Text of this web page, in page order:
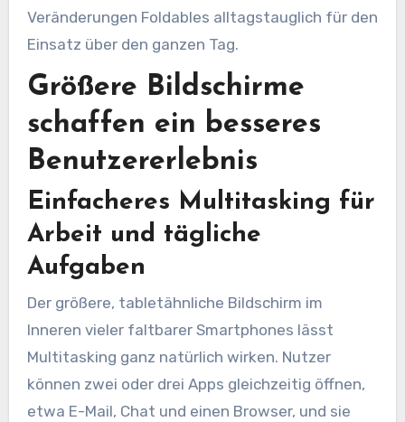
Veränderungen Foldables alltagstauglich für den
Einsatz über den ganzen Tag.
Größere Bildschirme
schaffen ein besseres
Benutzererlebnis
Einfacheres Multitasking für
Arbeit und tägliche
Aufgaben
Der größere, tabletähnliche Bildschirm im
Inneren vieler faltbarer Smartphones lässt
Multitasking ganz natürlich wirken. Nutzer
können zwei oder drei Apps gleichzeitig öffnen,
etwa E-Mail, Chat und einen Browser, und sie